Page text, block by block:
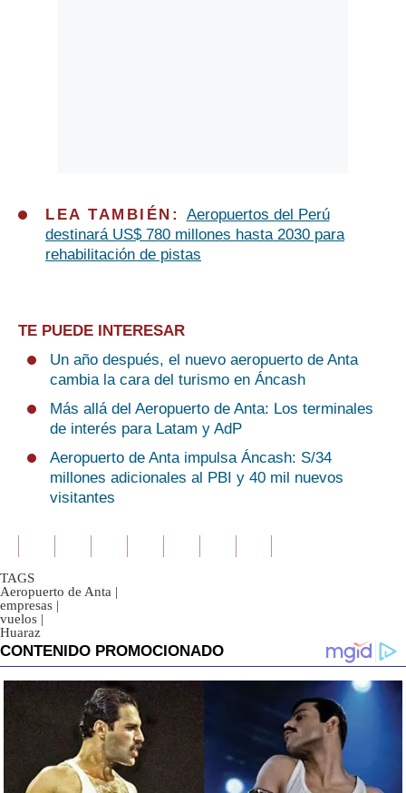
LEA TAMBIÉN: Aeropuertos del Perú
destinará US$ 780 millones hasta 2030 para
rehabilitación de pistas
TE PUEDE INTERESAR
Un año después, el nuevo aeropuerto de Anta
cambia la cara del turismo en Áncash
Más allá del Aeropuerto de Anta: Los terminales
de interés para Latam y AdP
Aeropuerto de Anta impulsa Áncash: S/34
millones adicionales al PBI y 40 mil nuevos
visitantes
TAGS
Aeropuerto de Anta |
empresas |
vuelos |
Huaraz